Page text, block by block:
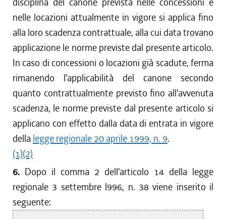
nelle locazioni attualmente in vigore si applica fino
alla loro scadenza contrattuale, alla cui data trovano
applicazione le norme previste dal presente articolo.
In caso di concessioni o locazioni già scadute, ferma
rimanendo l'applicabilità del canone secondo
quanto contrattualmente previsto fino all'avvenuta
scadenza, le norme previste dal presente articolo si
applicano con effetto dalla data di entrata in vigore
della legge regionale 20 aprile 1999, n. 9.
(1)(2)
6. Dopo il comma 2 dell'articolo 14 della legge
regionale 3 settembre l996, n. 38 viene inserito il
seguente: